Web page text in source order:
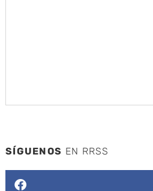
SÍGUENOS EN RRSS